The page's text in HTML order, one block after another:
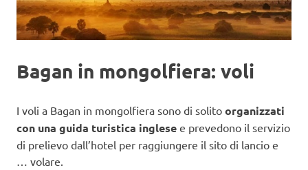
Bagan in mongolfiera: voli
I voli a Bagan in mongolfiera sono di solito organizzati
con una guida turistica inglese e prevedono il servizio
di prelievo dall’hotel per raggiungere il sito di lancio e
… volare.